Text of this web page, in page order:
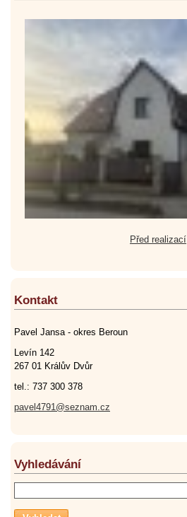
Před realizací
Kontakt
Pavel Jansa - okres Beroun
Levín 142
267 01 Králův Dvůr
tel.: 737 300 378
pavel4791@seznam.cz
Vyhledávání